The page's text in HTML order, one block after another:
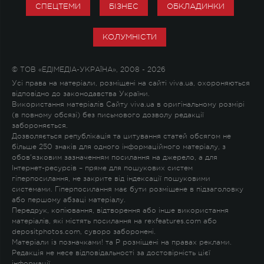
СПЕЦТЕМИ БІЗНЕС ОБКЛАДИНКИ
КОЛУМНІСТИ
© ТОВ «ЕДІМЕДІА-УКРАЇНА», 2008 - 2026
Усі права на матеріали, розміщені на сайті viva.ua, охороняються
відповідно до законодавства України.
Використання матеріалів Сайту viva.ua в оригінальному розмірі
(в повному обсязі) без письмового дозволу редакції
забороняється.
Дозволяється републікація та цитування статей обсягом не
більше 250 знаків для одного інформаційного матеріалу, з
обов'язковим зазначенням посилання на джерело, а для
Інтернет-ресурсів – пряме для пошукових систем
гіперпосилання, не закрите від індексації пошуковими
системами. Гіперпосилання має бути розміщене в підзаголовку
або першому абзаці матеріалу.
Передрук, копіювання, відтворення або інше використання
матеріалів, які містять посилання на rexfeatures.com або
depositphotos.com, суворо заборонені.
Матеріали із позначками! та P розміщені на правах реклами.
Редакція не несе відповідальності за достовірність цієї